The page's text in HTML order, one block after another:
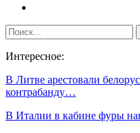
Интересное:
В Литве арестовали
контрабанду…
В Италии в кабине фуры